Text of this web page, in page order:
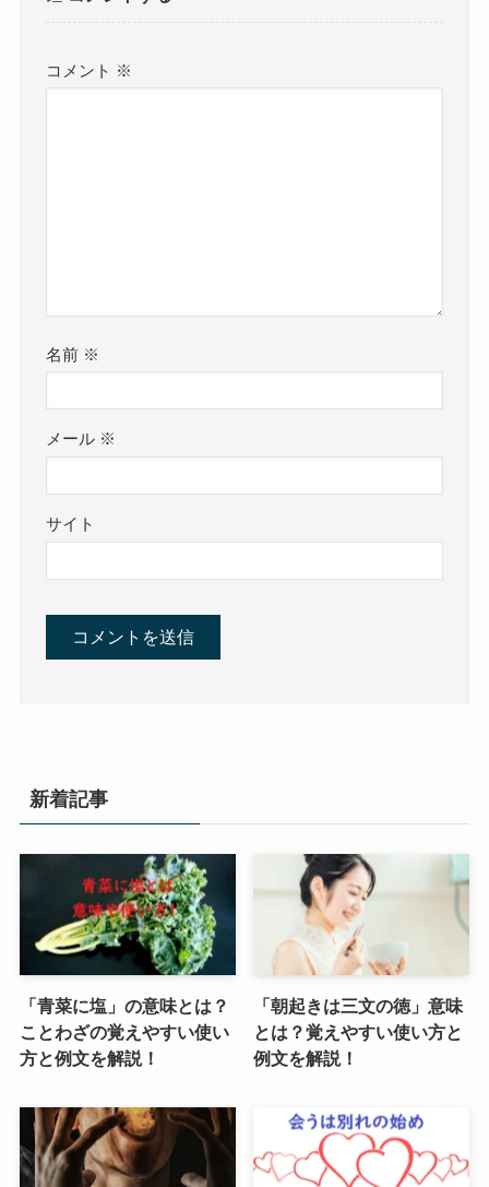
コメント ※
名前 ※
メール ※
サイト
新着記事
「青菜に塩」の意味とは？
ことわざの覚えやすい使い
方と例文を解説！
「朝起きは三文の徳」意味
とは？覚えやすい使い方と
例文を解説！